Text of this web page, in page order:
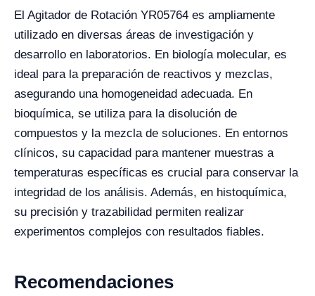
El Agitador de Rotación YR05764 es ampliamente
utilizado en diversas áreas de investigación y
desarrollo en laboratorios. En biología molecular, es
ideal para la preparación de reactivos y mezclas,
asegurando una homogeneidad adecuada. En
bioquímica, se utiliza para la disolución de
compuestos y la mezcla de soluciones. En entornos
clínicos, su capacidad para mantener muestras a
temperaturas específicas es crucial para conservar la
integridad de los análisis. Además, en histoquímica,
su precisión y trazabilidad permiten realizar
experimentos complejos con resultados fiables.
Recomendaciones